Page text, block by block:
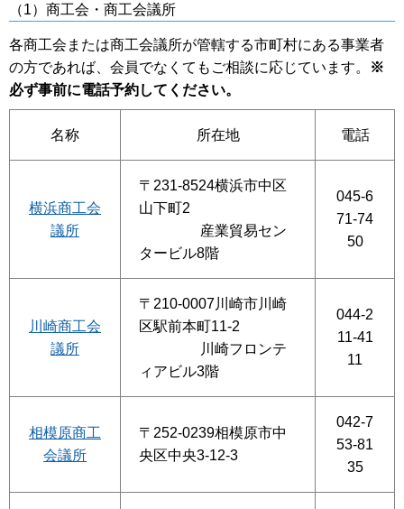
（1）商工会・商工会議所
各商工会または商工会議所が管轄する市町村にある事業者
の方であれば、会員でなくてもご相談に応じています。
※
必ず事前に電話予約してください。
名称 所在地 電話
横浜商工会
議所
〒231-8524横浜市中区
山下町2
産業貿易セン
タービル8階
045-6
71-74
50
川崎商工会
議所
〒210-0007川崎市川崎
区駅前本町11-2
川崎フロンテ
ィアビル3階
044-2
11-41
11
相模原商工
会議所
〒252-0239相模原市中
央区中央3-12-3
042-7
53-81
35